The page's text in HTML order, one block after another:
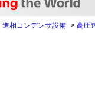
進相コンデンサ設備 > 高圧